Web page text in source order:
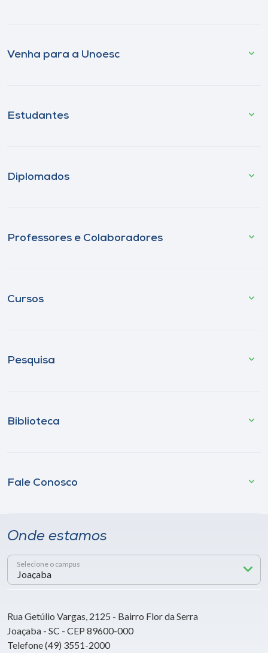
Venha para a Unoesc
Estudantes
Diplomados
Professores e Colaboradores
Cursos
Pesquisa
Biblioteca
Fale Conosco
Onde estamos
Selecione o campus
Rua Getúlio Vargas, 2125 - Bairro Flor da Serra
Joaçaba - SC - CEP 89600-000
Telefone (49) 3551-2000